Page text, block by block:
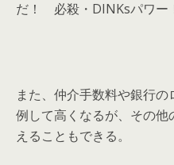
だ！ 必殺・DINKsパワー
また、仲介手数料や銀行
例して高くなるが、その他
えることもできる。